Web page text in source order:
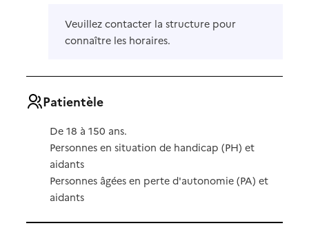
Veuillez contacter la structure pour
connaître les horaires.
Patientèle
De 18 à 150 ans.
Personnes en situation de handicap (PH) et
aidants
Personnes âgées en perte d'autonomie (PA) et
aidants